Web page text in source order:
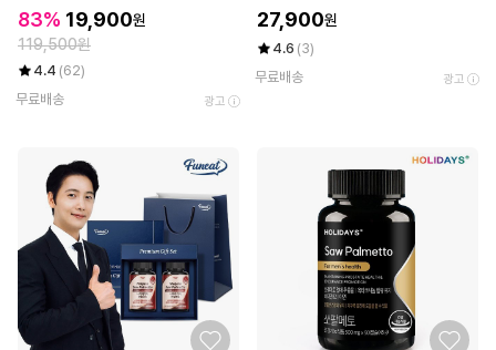
0포)
83% 19,900원
119,500원
4.4 (62)
무료배송
광고
27,900원
4.6 (3)
무료배송
광고